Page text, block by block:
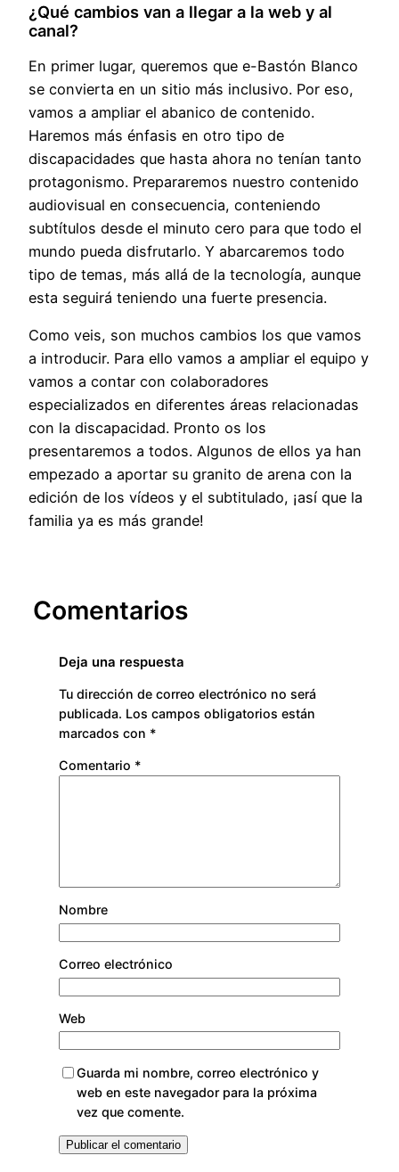
¿Qué cambios van a llegar a la web y al
canal?
En primer lugar, queremos que e-Bastón Blanco
se convierta en un sitio más inclusivo. Por eso,
vamos a ampliar el abanico de contenido.
Haremos más énfasis en otro tipo de
discapacidades que hasta ahora no tenían tanto
protagonismo. Prepararemos nuestro contenido
audiovisual en consecuencia, conteniendo
subtítulos desde el minuto cero para que todo el
mundo pueda disfrutarlo. Y abarcaremos todo
tipo de temas, más allá de la tecnología, aunque
esta seguirá teniendo una fuerte presencia.
Como veis, son muchos cambios los que vamos
a introducir. Para ello vamos a ampliar el equipo y
vamos a contar con colaboradores
especializados en diferentes áreas relacionadas
con la discapacidad. Pronto os los
presentaremos a todos. Algunos de ellos ya han
empezado a aportar su granito de arena con la
edición de los vídeos y el subtitulado, ¡así que la
familia ya es más grande!
Comentarios
Deja una respuesta
Tu dirección de correo electrónico no será
publicada. Los campos obligatorios están
marcados con *
Comentario *
Nombre
Correo electrónico
Web
Guarda mi nombre, correo electrónico y
web en este navegador para la próxima
vez que comente.